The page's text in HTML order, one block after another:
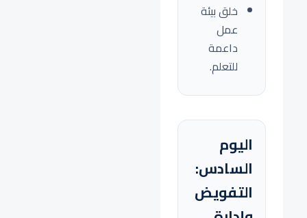
خلق بيئة
عمل
داعمة
للتعلم.
اليوم
السادس:
التفويض